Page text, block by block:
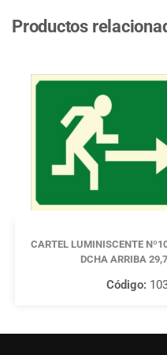
Productos
CARTEL LUMINISCENTE
DCHA ARRIBA
Código: